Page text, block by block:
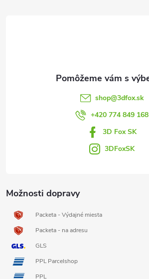
Možnosti dopravy
Packeta - Výdajné miesta
Packeta - na adresu
GLS
PPL Parcelshop
PPL
shop@3dfox.sk
+420 774 849 168
3D Fox SK
3DFoxSK